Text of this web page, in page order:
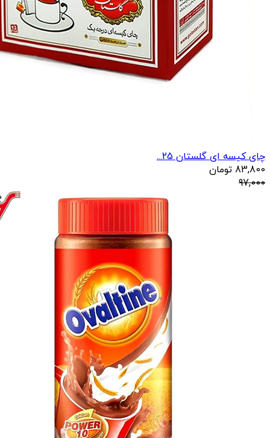
چای کیسه ای گلستان 25...
83,800 تومان
97,000